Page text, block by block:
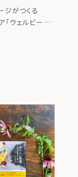
グ100
ジがつくる
「ウェルビーイ